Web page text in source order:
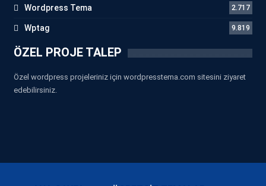
Wordpress Tema 2.717
Wptag 9.819
ÖZEL PROJE TALEP
Özel wordpress projeleriniz için wordpresstema.com sitesini ziyaret
edebilirsiniz.